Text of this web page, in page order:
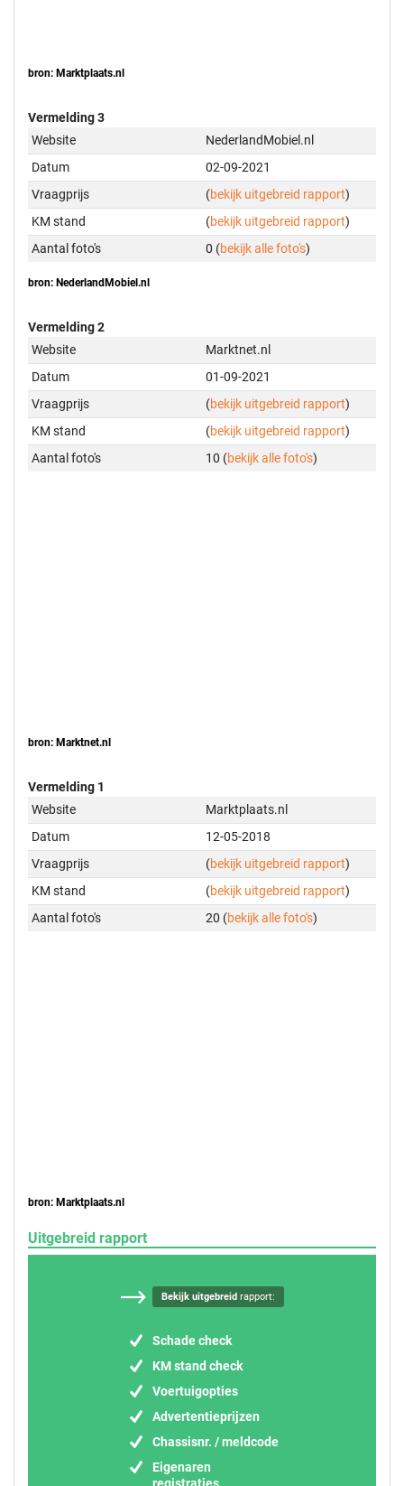
bron: Marktplaats.nl
Vermelding 3
Website
NederlandMobiel.nl
Datum
02-09-2021
Vraagprijs
(bekijk uitgebreid rapport)
KM stand
(bekijk uitgebreid rapport)
Aantal foto's
0 (bekijk alle foto's)
bron: NederlandMobiel.nl
Vermelding 2
Website
Marktnet.nl
Datum
01-09-2021
Vraagprijs
(bekijk uitgebreid rapport)
KM stand
(bekijk uitgebreid rapport)
Aantal foto's
10 (bekijk alle foto's)
bron: Marktnet.nl
Vermelding 1
Website
Marktplaats.nl
Datum
12-05-2018
Vraagprijs
(bekijk uitgebreid rapport)
KM stand
(bekijk uitgebreid rapport)
Aantal foto's
20 (bekijk alle foto's)
bron: Marktplaats.nl
Uitgebreid rapport
Bekijk uitgebreidrapport:
Schade check
KM stand check
Voertuigopties
Advertentieprijzen
Chassisnr. / meldcode
Eigenaren
registraties